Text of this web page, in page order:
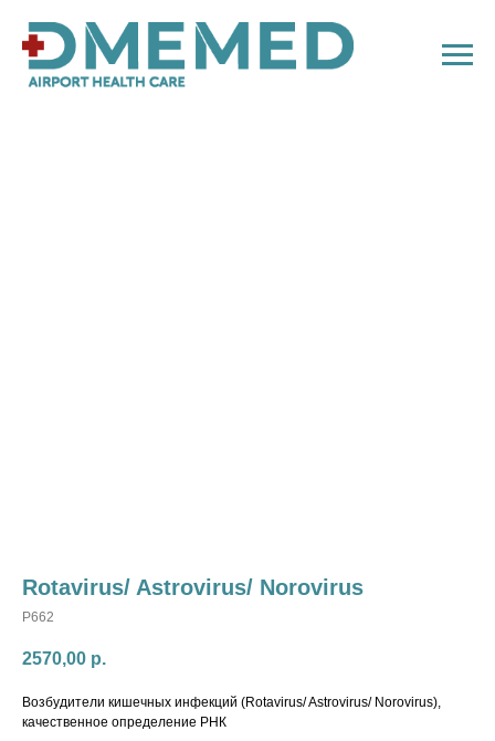
Rotavirus/ Astrovirus/ Norovirus
P662
2570,00 р.
Возбудители кишечных инфекций (Rotavirus/ Astrovirus/ Norovirus),
качественное определение РНК